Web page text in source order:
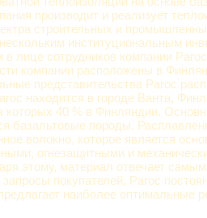
производит и реализует
строительных и
институциональным
лице сотрудников компании
компании расположены в
представительства Paroc
находится в городе Ванта,
которых 40 % в Финляндии.
базальтовые породы.
волокно, которое является
огнезащитными и
этому, материал отвечает
покупателей, Paroc
наиболее оптимальные